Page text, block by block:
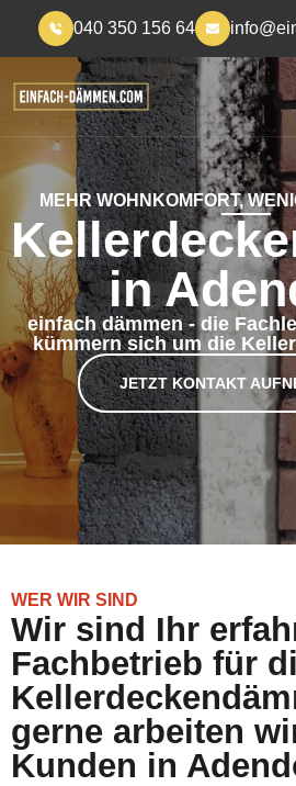
040 350 156 64
MEHR WOHNKOMFORT,
in
einfach dämmen - die
kümmern sich um die
JETZT KONTAKT
WER WIR SIND
Wir sind Ihr
Fachbetrieb für
gerne arbeiten
Kunden in